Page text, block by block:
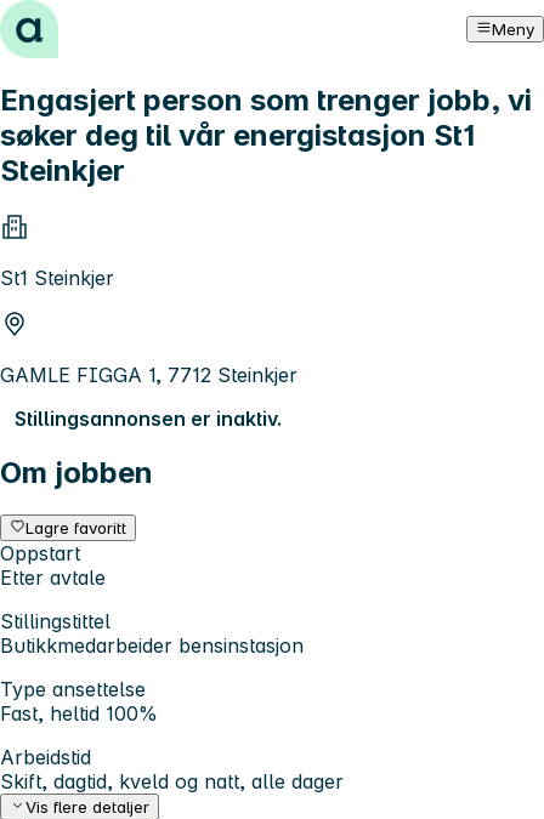
Hopp til innhold Meny
Engasjert person som trenger jobb, vi
søker deg til vår energistasjon St1
Steinkjer
St1 Steinkjer
GAMLE FIGGA 1, 7712 Steinkjer
Stillingsannonsen er inaktiv.
Om jobben
Lagre favoritt
Oppstart
Etter avtale
Stillingstittel
Butikkmedarbeider bensinstasjon
Type ansettelse
Fast, heltid 100%
Arbeidstid
Skift, dagtid, kveld og natt, alle dager
Vis flere detaljer